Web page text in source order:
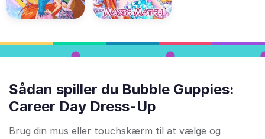
Sådan spiller du Bubble Guppies:
Career Day Dress-Up
Brug din mus eller touchskærm til at vælge og